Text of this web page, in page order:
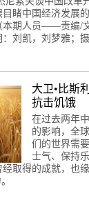
睹中国经济发展
本期人员——责编/
刘凯，刘梦雅；
大卫•比斯
抗击饥饿
在过去两年
的影响，全
们的世界需
士气、保持
取得的成就，也